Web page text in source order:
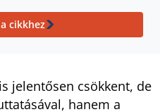
cikkhez
jelentősen csökkent, de
hanem a